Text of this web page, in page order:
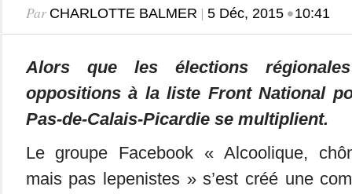
Par CHARLOTTE BALMER | 5 Déc, 2015•10:41
Alors que les élections
oppositions à la liste Front National
Pas-de-Calais-Picardie se multiplient.
Le groupe Facebook « Alcoolique,
mais pas lepenistes » s’est créé une